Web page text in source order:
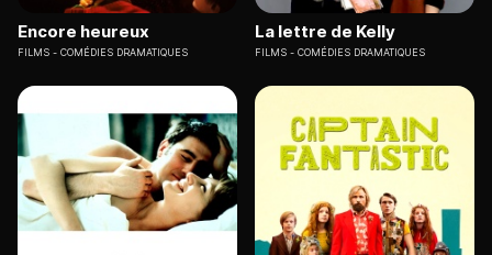
Encore heureux
FILMS COMÉDIES DRAMATIQUES
La lettre de Kelly
FILMS COMÉDIES DRAMATIQUES